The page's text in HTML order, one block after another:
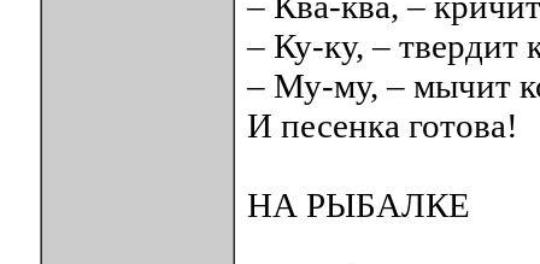
– Ку-ку, – твердит
– Му-му, – мычит
И песенка готова!
НА РЫБАЛКЕ